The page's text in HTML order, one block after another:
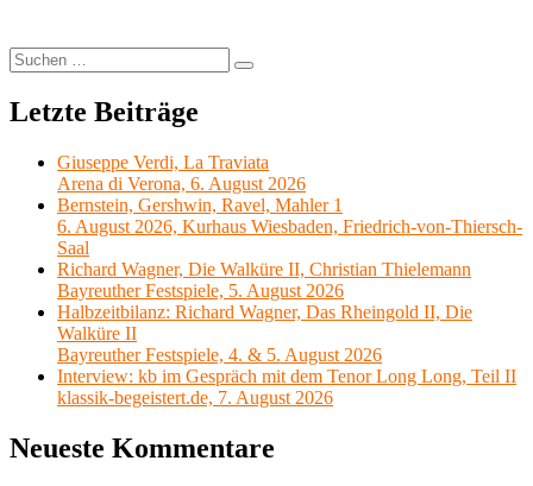
Suchen
nach:
Suchen
Letzte Beiträge
Giuseppe Verdi, La Traviata
Arena di Verona, 6. August 2026
Bernstein, Gershwin, Ravel, Mahler 1
6. August 2026, Kurhaus Wiesbaden, Friedrich-von-Thiersch-
Saal
Richard Wagner, Die Walküre II, Christian Thielemann
Bayreuther Festspiele, 5. August 2026
Halbzeitbilanz: Richard Wagner, Das Rheingold II, Die
Walküre II
Bayreuther Festspiele, 4. & 5. August 2026
Interview: kb im Gespräch mit dem Tenor Long Long, Teil II
klassik-begeistert.de, 7. August 2026
Neueste Kommentare